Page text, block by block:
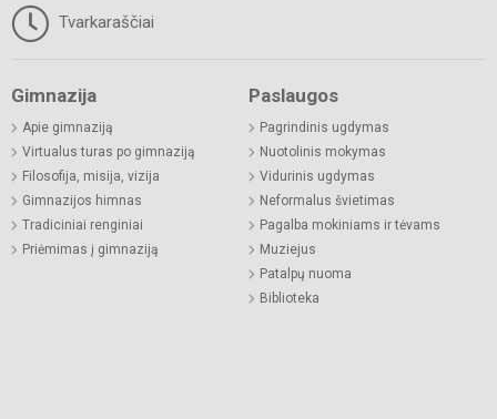
Tvarkaraščiai
Gimnazija
Apie gimnaziją
Virtualus turas po gimnaziją
Filosofija, misija, vizija
Gimnazijos himnas
Tradiciniai renginiai
Priėmimas į gimnaziją
Paslaugos
Pagrindinis ugdymas
Nuotolinis mokymas
Vidurinis ugdymas
Neformalus švietimas
Pagalba mokiniams ir tėvams
Muziejus
Patalpų nuoma
Biblioteka